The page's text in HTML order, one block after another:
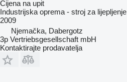
Cijena na upit
Industrijska oprema - stroj za lijepljenje
2009
Njemačka, Dabergotz
3p Vertriebsgesellschaft mbH
Kontaktirajte prodavatelja